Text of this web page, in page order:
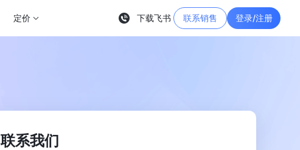
定价 下载飞书 联系销售 登录/注册
联系我们